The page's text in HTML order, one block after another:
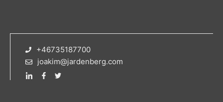
+46735187700
joakim@jardenberg.com